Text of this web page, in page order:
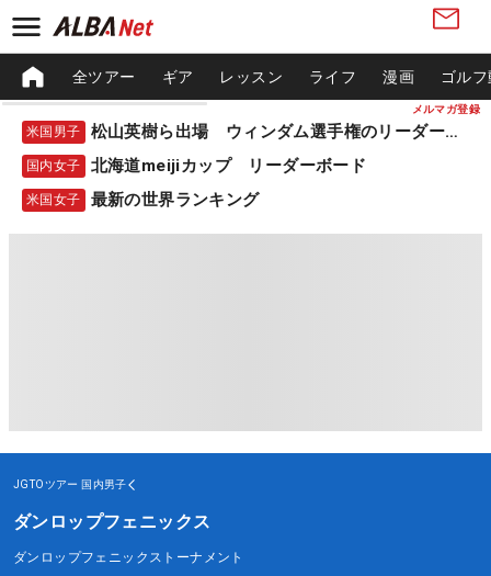
メルマガ登録
全ツアー ギア レッスン ライフ 漫画 ゴル
米国男子 松山英樹ら出場 ウィンダム選手権のリーダーボード
国内女子 北海道meijiカップ リーダーボード
米国女子 最新の世界ランキング
JGTOツアー 国内男子
ダンロップフェニックス
ダンロップフェニックストーナメント